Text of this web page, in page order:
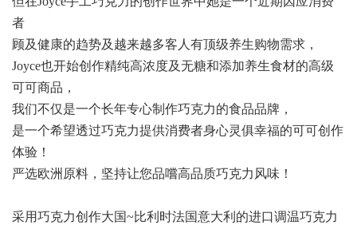
者
顾及健康的趋势及越来越多客人有顶级养生购物需求，
Joyce也开始创作精纯高浓度及无糖和添加养生食材的高级
可可商品，
我们不仅是一个长年专心制作巧克力的食品品牌，
是一个希望透过巧克力提供消费者身心灵俱幸福的可可创作
体验！
严选欧洲原料，坚持让您品嚐高品质巧克力风味！
采用巧克力创作大国~比利时法国意大利的进口调温巧克力